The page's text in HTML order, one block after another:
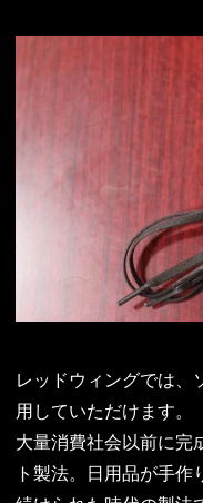
レッドウィングでは、
用していただけます。
大量消費社会以前に完
ト製法。日用品が手